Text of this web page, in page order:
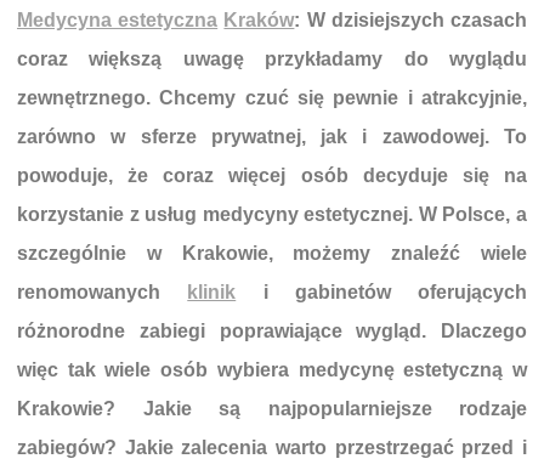
Medycyna estetyczna Kraków: W dzisiejszych czasach
coraz większą uwagę przykładamy do wyglądu
zewnętrznego. Chcemy czuć się pewnie i atrakcyjnie,
zarówno w sferze prywatnej, jak i zawodowej. To
powoduje, że coraz więcej osób decyduje się na
korzystanie z usług medycyny estetycznej. W Polsce, a
szczególnie w Krakowie, możemy znaleźć wiele
renomowanych
klinik i gabinetów oferujących
różnorodne zabiegi poprawiające wygląd. Dlaczego
więc tak wiele osób wybiera medycynę estetyczną w
Krakowie? Jakie są najpopularniejsze rodzaje
zabiegów? Jakie zalecenia warto przestrzegać przed i